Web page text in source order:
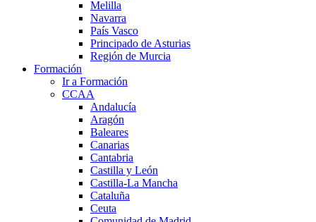
Melilla
Navarra
País Vasco
Principado de Asturias
Región de Murcia
Formación
Ir a Formación
CCAA
Andalucía
Aragón
Baleares
Canarias
Cantabria
Castilla y León
Castilla-La Mancha
Cataluña
Ceuta